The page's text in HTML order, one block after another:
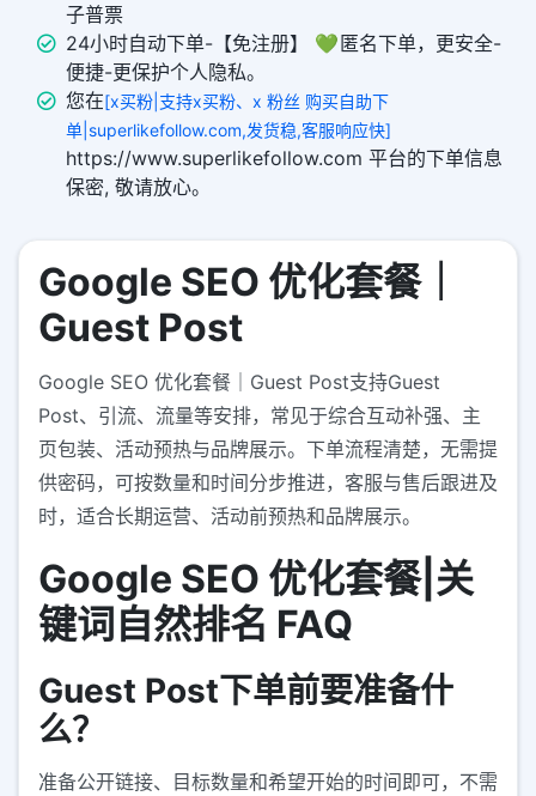
子普票
24小时自动下单-【免注册】 💚 匿名下单，更安全-
便捷-更保护个人隐私。
您在[x买粉|支持x买粉、x 粉丝 购买自助下
单|superlikefollow.com,发货稳,客服响应快]
https://www.superlikefollow.com 平台的下单信息
保密, 敬请放心。
Google SEO 优化套餐｜
Guest Post
Google SEO 优化套餐｜Guest Post支持Guest
Post、引流、流量等安排，常见于综合互动补强、主
页包装、活动预热与品牌展示。下单流程清楚，无需提
供密码，可按数量和时间分步推进，客服与售后跟进及
时，适合长期运营、活动前预热和品牌展示。
Google SEO 优化套餐|关
键词自然排名 FAQ
Guest Post下单前要准备什
么？
准备公开链接、目标数量和希望开始的时间即可，不需